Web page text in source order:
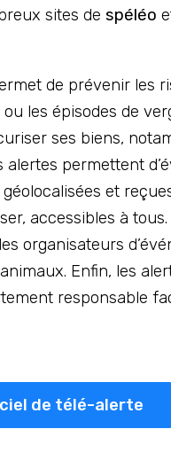
sites de spéléo
de prévenir les
les épisodes de
ses biens,
permettent
et
accessibles à
organisateurs
Enfin, les
responsable
de télé-alerte